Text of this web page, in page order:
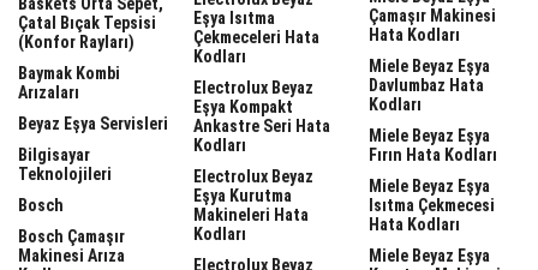
Çatal Bıçak Tepsisi
(Konfor Rayları)
Baymak Kombi
Arızaları
Beyaz Eşya Servisleri
Bilgisayar
Teknolojileri
Bosch
Bosch Çamaşır
Makinesi Arıza
Eşya Isıtma
Çekmeceleri Hata
Kodları
Electrolux Beyaz
Eşya Kompakt
Ankastre Seri Hata
Kodları
Electrolux Beyaz
Eşya Kurutma
Makineleri Hata
Kodları
Electrolux Beyaz
Çamaşır Makinesi
Hata Kodları
Miele Beyaz Eşya
Davlumbaz Hata
Kodları
Miele Beyaz Eşya
Fırın Hata Kodları
Miele Beyaz Eşya
Isıtma Çekmecesi
Hata Kodları
Miele Beyaz Eşya